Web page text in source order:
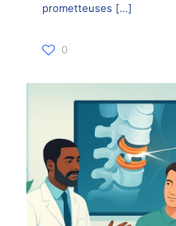
prometteuses […]
0